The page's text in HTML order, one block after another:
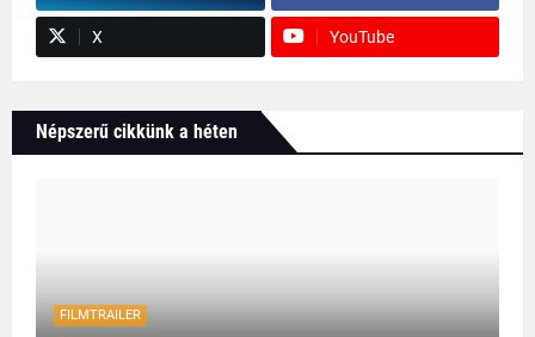
X YouTube
Népszerű cikkünk a héten
FILMTRAILER